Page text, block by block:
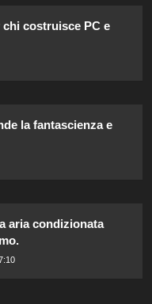
costruisce PC e
la fantascienza e
aria condizionata